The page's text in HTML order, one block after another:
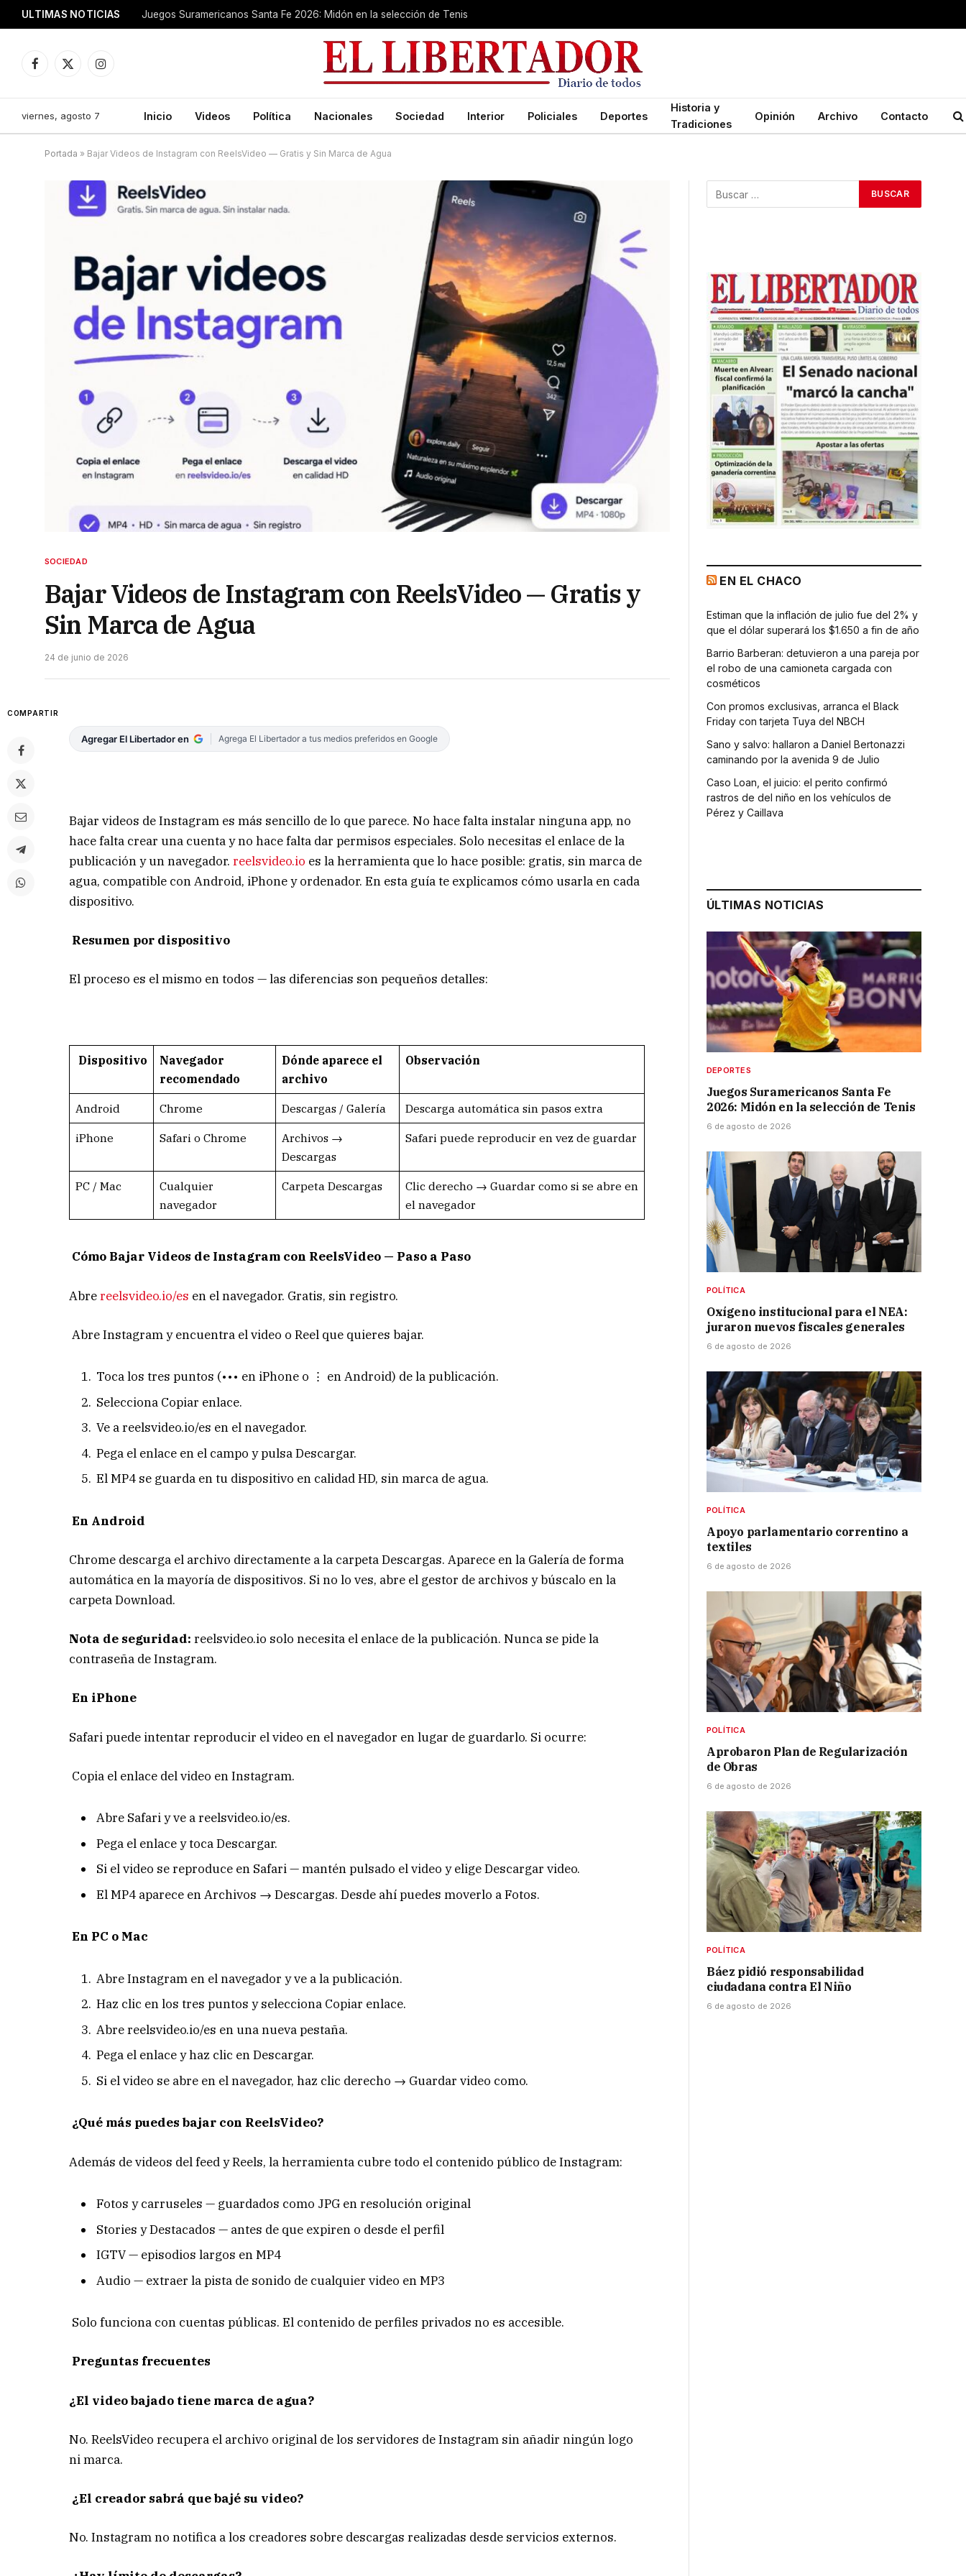
ULTIMAS NOTICIAS Juegos Suramericanos Santa Fe 2026: Midón en la selección de Tenis
Facebook
X
Instagram
viernes, agosto 7 Inicio Videos Política Nacionales Sociedad Interior Policiales Deportes
Historia y
Tradiciones
Opinión Archivo Contacto
Portada » Bajar Videos de Instagram con ReelsVideo — Gratis y Sin Marca de Agua
SOCIEDAD
Bajar Videos de Instagram con ReelsVideo — Gratis y
Sin Marca de Agua
24 de junio de 2026
COMPARTIR
Agregar El Libertador en Agrega El Libertador a tus medios preferidos en Google
Bajar videos de Instagram es más sencillo de lo que parece. No hace falta instalar ninguna app, no
hace falta crear una cuenta y no hace falta dar permisos especiales. Solo necesitas el enlace de la
publicación y un navegador.reelsvideo.io es la herramienta que lo hace posible: gratis, sin marca de
agua, compatible con Android, iPhone y ordenador. En esta guía te explicamos cómo usarla en cada
dispositivo.
Resumen por dispositivo
El proceso es el mismo en todos — las diferencias son pequeños detalles:
Dispositivo
Navegador
recomendado
Dónde aparece el
archivo
Observación
Android Chrome Descargas / Galería Descarga automática sin pasos extra
iPhone Safari o Chrome
Archivos →
Descargas
Safari puede reproducir en vez de guardar
PC / Mac
Cualquier
navegador
Carpeta Descargas
Clic derecho → Guardar como si se abre en
el navegador
Cómo Bajar Videos de Instagram con ReelsVideo — Paso a Paso
Abrereelsvideo.io/es en el navegador. Gratis, sin registro.
Abre Instagram y encuentra el video o Reel que quieres bajar.
Toca los tres puntos (••• en iPhone o ⋮ en Android) de la publicación.
Selecciona Copiar enlace.
Ve a reelsvideo.io/es en el navegador.
Pega el enlace en el campo y pulsa Descargar.
El MP4 se guarda en tu dispositivo en calidad HD, sin marca de agua.
En Android
Chrome descarga el archivo directamente a la carpeta Descargas. Aparece en la Galería de forma
automática en la mayoría de dispositivos. Si no lo ves, abre el gestor de archivos y búscalo en la
carpeta Download.
Nota de seguridad: reelsvideo.io solo necesita el enlace de la publicación. Nunca se pide la
contraseña de Instagram.
En iPhone
Safari puede intentar reproducir el video en el navegador en lugar de guardarlo. Si ocurre:
Copia el enlace del video en Instagram.
Abre Safari y ve a reelsvideo.io/es.
Pega el enlace y toca Descargar.
Si el video se reproduce en Safari — mantén pulsado el video y elige Descargar video.
El MP4 aparece en Archivos → Descargas. Desde ahí puedes moverlo a Fotos.
En PC o Mac
Abre Instagram en el navegador y ve a la publicación.
Haz clic en los tres puntos y selecciona Copiar enlace.
Abre reelsvideo.io/es en una nueva pestaña.
Pega el enlace y haz clic en Descargar.
Si el video se abre en el navegador, haz clic derecho → Guardar video como.
¿Qué más puedes bajar con ReelsVideo?
Además de videos del feed y Reels, la herramienta cubre todo el contenido público de Instagram:
Fotos y carruseles — guardados como JPG en resolución original
Stories y Destacados — antes de que expiren o desde el perfil
IGTV — episodios largos en MP4
Audio — extraer la pista de sonido de cualquier video en MP3
Solo funciona con cuentas públicas. El contenido de perfiles privados no es accesible.
Preguntas frecuentes
¿El video bajado tiene marca de agua?
No. ReelsVideo recupera el archivo original de los servidores de Instagram sin añadir ningún logo
ni marca.
¿El creador sabrá que bajé su video?
No. Instagram no notifica a los creadores sobre descargas realizadas desde servicios externos.
EN EL CHACO
Estiman que la inflación de julio fue del 2% y
que el dólar superará los $1.650 a fin de año
Barrio Barberan: detuvieron a una pareja por
el robo de una camioneta cargada con
cosméticos
Con promos exclusivas, arranca el Black
Friday con tarjeta Tuya del NBCH
Sano y salvo: hallaron a Daniel Bertonazzi
caminando por la avenida 9 de Julio
Caso Loan, el juicio: el perito confirmó
rastros de del niño en los vehículos de
Pérez y Caillava
ÚLTIMAS NOTICIAS
DEPORTES
Juegos Suramericanos Santa Fe
2026: Midón en la selección de Tenis
6 de agosto de 2026
POLÍTICA
Oxígeno institucional para el NEA:
juraron nuevos fiscales generales
6 de agosto de 2026
POLÍTICA
Apoyo parlamentario correntino a
textiles
6 de agosto de 2026
POLÍTICA
Aprobaron Plan de Regularización
de Obras
6 de agosto de 2026
POLÍTICA
Báez pidió responsabilidad
ciudadana contra El Niño
6 de agosto de 2026